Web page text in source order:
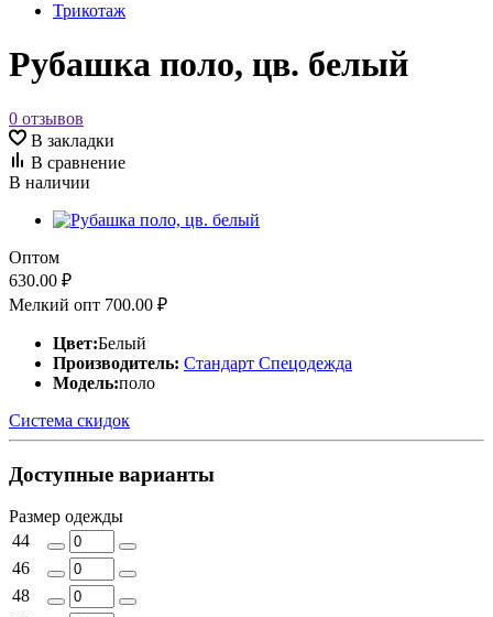
Трикотаж
Рубашка поло, цв. белый
0 отзывов
В закладки
В сравнение
В наличии
Оптом
630.00 ₽
Мелкий опт 700.00 ₽
Цвет:Белый
Производитель: Стандарт Спецодежда
Модель:поло
Система скидок
Доступные варианты
Размер одежды
44
46
48